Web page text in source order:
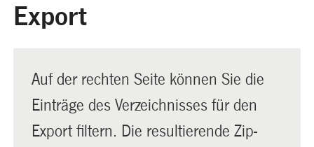
Export
Auf der rechten Seite können Sie die
Einträge des Verzeichnisses für den
Export filtern. Die resultierende Zip-